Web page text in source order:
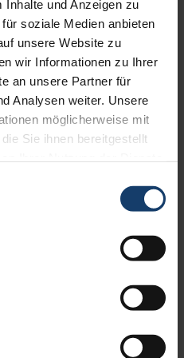
und Anzeigen zu
soziale Medien anbieten
unsere Website zu
wir Informationen zu Ihrer
an unsere Partner für
Analysen weiter. Unsere
möglicherweise mit
Sie ihnen bereitgestellt
Die
Windra Flachlamelle
hkann Ihre Außenjalousie
heruntergefahren
undoptimiertes
Ästhetik.